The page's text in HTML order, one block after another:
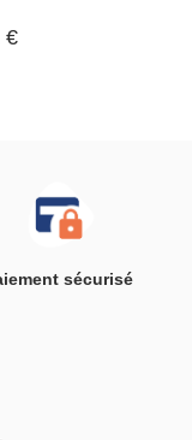
€
sécurisé